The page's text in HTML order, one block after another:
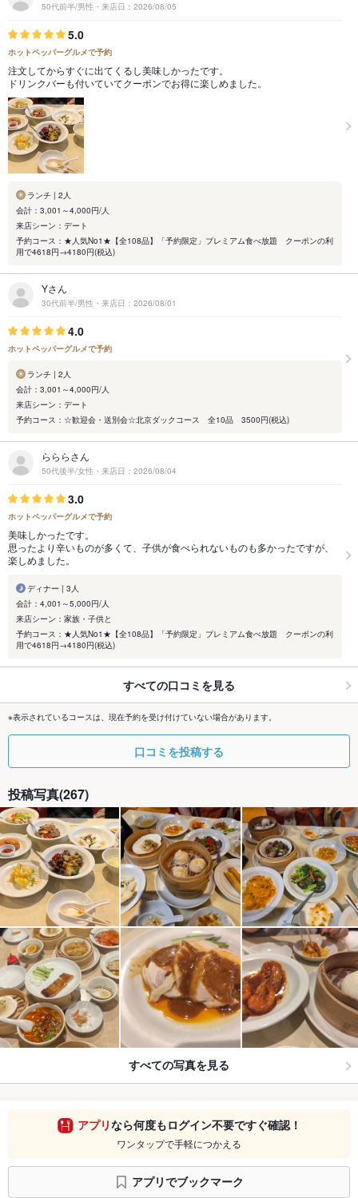
50代前半/男性・来店日：2026/08/05
5.0
ホットペッパーグルメで予約
注文してからすぐに出てくるし美味しかったです。
ドリンクバーも付いていてクーポンでお得に楽しめました。
ランチ | 2人
会計：3,001～4,000円/人
来店シーン：デート
予約コース：★人気No1★【全108品】「予約限定」プレミアム食べ放題 クーポンの利
用で4618円→4180円(税込)
Yさん
30代前半/男性・来店日：2026/08/01
4.0
ホットペッパーグルメで予約
ランチ | 2人
会計：3,001～4,000円/人
来店シーン：デート
予約コース：☆歓迎会・送別会☆北京ダックコース 全10品 3500円(税込)
らららさん
50代後半/女性・来店日：2026/08/04
3.0
ホットペッパーグルメで予約
美味しかったです。
思ったより辛いものが多くて、子供が食べられないものも多かったですが、
楽しめました。
ディナー | 3人
会計：4,001～5,000円/人
来店シーン：家族・子供と
予約コース：★人気No1★【全108品】「予約限定」プレミアム食べ放題 クーポンの利
用で4618円→4180円(税込)
すべての口コミを見る
※表示されているコースは、現在予約を受け付けていない場合があります。
口コミを投稿する
投稿写真(267)
すべての写真を見る
アプリなら何度もログイン不要ですぐ確認！
ワンタップで手軽につかえる
アプリでブックマーク